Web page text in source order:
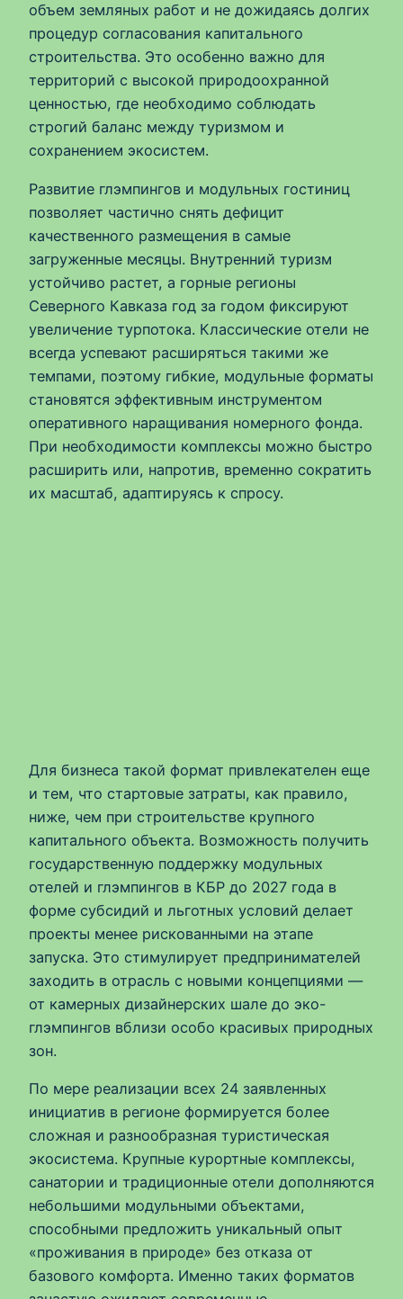
объем земляных работ и не дожидаясь долгих
процедур согласования капитального
строительства. Это особенно важно для
территорий с высокой природоохранной
ценностью, где необходимо соблюдать
строгий баланс между туризмом и
сохранением экосистем.
Развитие глэмпингов и модульных гостиниц
позволяет частично снять дефицит
качественного размещения в самые
загруженные месяцы. Внутренний туризм
устойчиво растет, а горные регионы
Северного Кавказа год за годом фиксируют
увеличение турпотока. Классические отели не
всегда успевают расширяться такими же
темпами, поэтому гибкие, модульные форматы
становятся эффективным инструментом
оперативного наращивания номерного фонда.
При необходимости комплексы можно быстро
расширить или, напротив, временно сократить
их масштаб, адаптируясь к спросу.
Для бизнеса такой формат привлекателен еще
и тем, что стартовые затраты, как правило,
ниже, чем при строительстве крупного
капитального объекта. Возможность получить
государственную поддержку модульных
отелей и глэмпингов в КБР до 2027 года в
форме субсидий и льготных условий делает
проекты менее рискованными на этапе
запуска. Это стимулирует предпринимателей
заходить в отрасль с новыми концепциями —
от камерных дизайнерских шале до эко-
глэмпингов вблизи особо красивых природных
зон.
По мере реализации всех 24 заявленных
инициатив в регионе формируется более
сложная и разнообразная туристическая
экосистема. Крупные курортные комплексы,
санатории и традиционные отели дополняются
небольшими модульными объектами,
способными предложить уникальный опыт
«проживания в природе» без отказа от
базового комфорта. Именно таких форматов